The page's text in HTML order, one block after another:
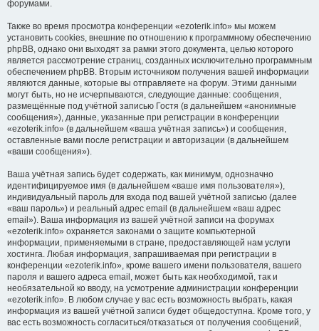
форумами.
Также во время просмотра конференции «ezoterik.info» мы можем
установить cookies, внешние по отношению к программному обеспечению
phpBB, однако они выходят за рамки этого документа, целью которого
является рассмотрение страниц, созданных исключительно программным
обеспечением phpBB. Вторым источником получения вашей информации
являются данные, которые вы отправляете на форум. Этими данными
могут быть, но не исчерпываются, следующие данные: сообщения,
размещённые под учётной записью Гостя (в дальнейшем «анонимные
сообщения»), данные, указанные при регистрации в конференции
«ezoterik.info» (в дальнейшем «ваша учётная запись») и сообщения,
оставленные вами после регистрации и авторизации (в дальнейшем
«ваши сообщения»).
Ваша учётная запись будет содержать, как минимум, однозначно
идентифицируемое имя (в дальнейшем «ваше имя пользователя»),
индивидуальный пароль для входа под вашей учётной записью (далее
«ваш пароль») и реальный адрес email (в дальнейшем «ваш адрес
email»). Ваша информация из вашей учётной записи на форумах
«ezoterik.info» охраняется законами о защите компьютерной
информации, применяемыми в стране, предоставляющей нам услуги
хостинга. Любая информация, запрашиваемая при регистрации в
конференции «ezoterik.info», кроме вашего имени пользователя, вашего
пароля и вашего адреса email, может быть как необходимой, так и
необязательной ко вводу, на усмотрение администрации конференции
«ezoterik.info». В любом случае у вас есть возможность выбрать, какая
информация из вашей учётной записи будет общедоступна. Кроме того, у
вас есть возможность согласиться/отказаться от получения сообщений,